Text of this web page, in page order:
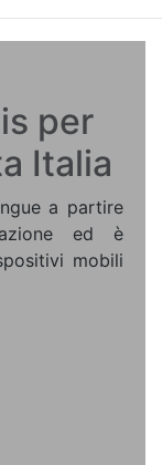
per
Italia
a partire
ed è
mobili